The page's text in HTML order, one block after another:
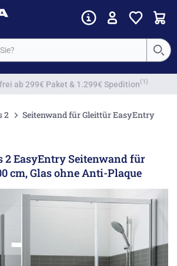
Vorkassenrabatt
2 Seitenwand für Gleittür EasyEntry
2 EasyEntry Seitenwand für
cm, Glas ohne Anti-Plaque